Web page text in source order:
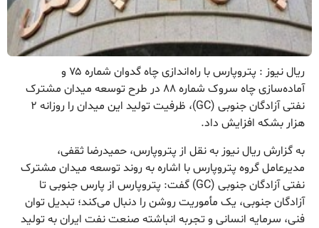
ریال نیوز : پتروپارس با راه‌اندازی چاه گدوان شماره ۷۵ و
آماده‌سازی چاه سروک شماره ۸۸ در طرح توسعه میدان مشترک
نفتی آزادگان جنوبی (GC)، ظرفیت تولید این میدان را روزانه ۲
هزار بشکه افزایش داد.
به گزارش ریال نیوز به نقل از پتروپارس، حمیدرضا ثقفی،
مدیرعامل گروه پتروپارس با اشاره به روند توسعه میدان مشترک
نفتی آزادگان جنوبی (GC) گفت: پتروپارس از پارس جنوبی تا
آزادگان جنوبی، یک مأموریت روشن را دنبال می‌کند؛ تبدیل توان
فنی، سرمایه انسانی و تجربه انباشته صنعت نفت ایران به تولید